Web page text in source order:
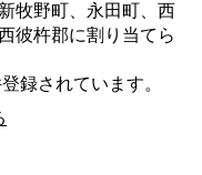
牧野町、永田町、西
彼杵郡に割り当てら
録されています。